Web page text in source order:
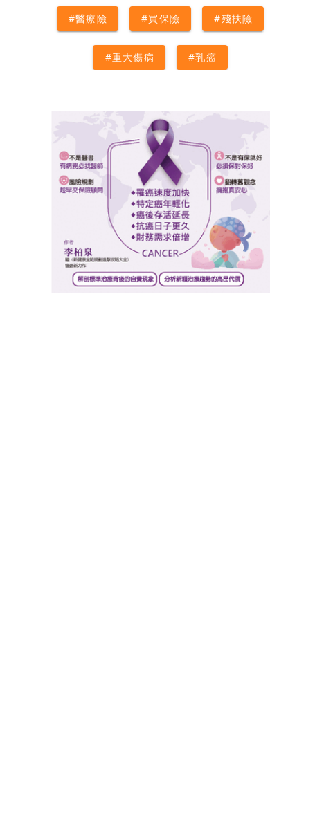
#醫療險 #買保險 #殘扶險
#重大傷病 #乳癌